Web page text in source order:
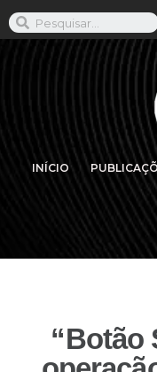
INÍCIO
“Botão